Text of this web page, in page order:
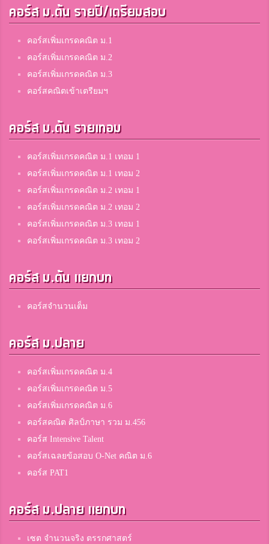
คอร์ส ม.ต้น รายปี/เตรียมสอบ
คอร์สเพิ่มเกรดคณิต ม.1
คอร์สเพิ่มเกรดคณิต ม.2
คอร์สเพิ่มเกรดคณิต ม.3
คอร์สคณิตเข้าเตรียมฯ
คอร์ส ม.ต้น รายเทอม
คอร์สเพิ่มเกรดคณิต ม.1 เทอม 1
คอร์สเพิ่มเกรดคณิต ม.1 เทอม 2
คอร์สเพิ่มเกรดคณิต ม.2 เทอม 1
คอร์สเพิ่มเกรดคณิต ม.2 เทอม 2
คอร์สเพิ่มเกรดคณิต ม.3 เทอม 1
คอร์สเพิ่มเกรดคณิต ม.3 เทอม 2
คอร์ส ม.ต้น แยกบท
คอร์สจำนวนเต็ม
คอร์ส ม.ปลาย
คอร์สเพิ่มเกรดคณิต ม.4
คอร์สเพิ่มเกรดคณิต ม.5
คอร์สเพิ่มเกรดคณิต ม.6
คอร์สคณิต ศิลป์ภาษา รวม ม.456
คอร์ส Intensive Talent
คอร์สเฉลยข้อสอบ O-Net คณิต ม.6
คอร์ส PAT1
คอร์ส ม.ปลาย แยกบท
เซต จำนวนจริง ตรรกศาสตร์